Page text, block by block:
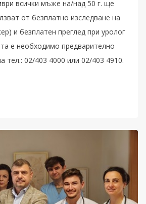
всички мъже на/над 50 г. ще
от безплатно изследване на
и безплатен преглед при уролог
е необходимо предварително
тел.: 02/403 4000 или 02/403 4910.